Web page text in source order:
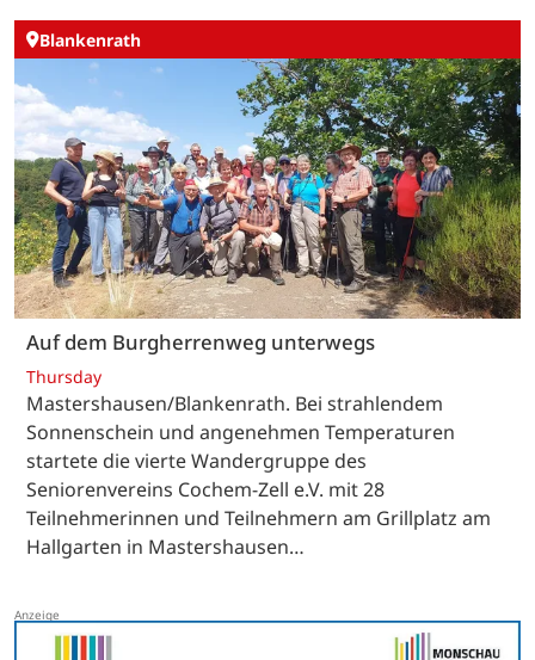
Blankenrath
Auf dem Burgherrenweg unterwegs
Thursday
Mastershausen/Blankenrath. Bei strahlendem
Sonnenschein und angenehmen Temperaturen
startete die vierte Wandergruppe des
Seniorenvereins Cochem-Zell e.V. mit 28
Teilnehmerinnen und Teilnehmern am Grillplatz am
Hallgarten in Mastershausen…